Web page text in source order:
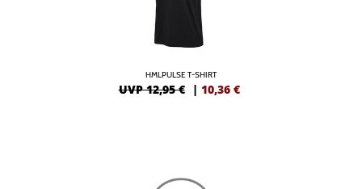
HMLPULSE T-SHIRT
UVP 12,95 € | 10,36 €